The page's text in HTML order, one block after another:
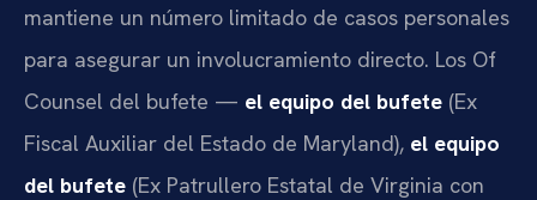
mantiene un número limitado de casos personales
para asegurar un involucramiento directo. Los Of
Counsel del bufete — el equipo del bufete (Ex
Fiscal Auxiliar del Estado de Maryland), el equipo
del bufete (Ex Patrullero Estatal de Virginia con